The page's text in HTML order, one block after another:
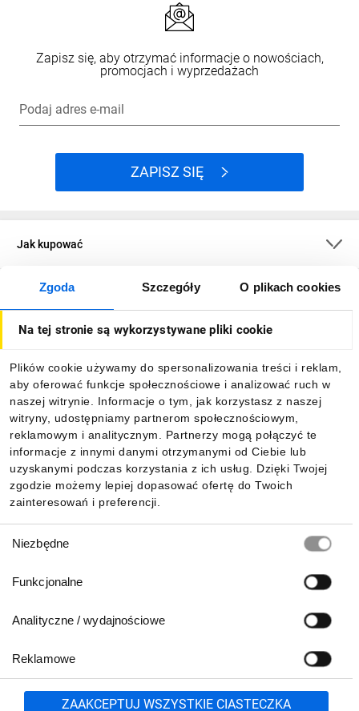
Zgoda Szczegóły O plikach cookies
Na tej stronie są wykorzystywane pliki cookie
Plików cookie używamy do spersonalizowania treści i reklam,
aby oferować funkcje społecznościowe i analizować ruch w
naszej witrynie. Informacje o tym, jak korzystasz z naszej
witryny, udostępniamy partnerom społecznościowym,
reklamowym i analitycznym. Partnerzy mogą połączyć te
informacje z innymi danymi otrzymanymi od Ciebie lub
uzyskanymi podczas korzystania z ich usług. Dzięki Twojej
zgodzie możemy lepiej dopasować ofertę do Twoich
zainteresowań i preferencji.
zgody
Niezbędne
Funkcjonalne
Analityczne / wydajnościowe
Reklamowe
ZAAKCEPTUJ WSZYSTKIE CIASTECZKA
Zapisz się, aby otrzymać informacje o nowościach,
promocjach i wyprzedażach
Podaj adres e-mail
ZAPISZ SIĘ
Jak kupować
O firmie
Informacje
Pobierz naszą aplikację mobilną:
801 500 700 lub
71 37 61 600